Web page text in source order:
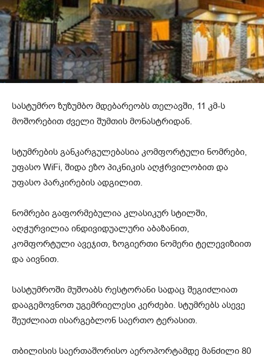
სასტუმრო ზუზუმბო მდებარეობს თელავში, 11 კმ-ს
მოშორებით ძველი შუმთის მონასტრიდან.
სტუმრების განკარგულებასია კომფორტული ნომრები,
უფასო WiFi, შიდა ეზო პიკნიკის აღჭრვილობით და
უფასო პარკირების ადგილით.
ნომრები გაფორმებულია კლასიკურ სტილში,
აღჭურვილია ინდივიდუალური აბაზანით,
კომფორტული ავეჯით, ზოგიერთი ნომერი ტელევიზიით
და აივნით.
სასტუმროში მუშოაბს რესტორანი სადაც შეგიძლიათ
დააგემოვნოთ უგემრიელესი კერძები. სტუმრებს ასევე
შეუძლიათ ისარგებლონ საერთო ტერასით.
თბილისის საერთაშორისო აეროპორტამდე მანძილი 80